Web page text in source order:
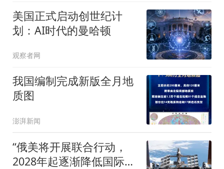
美国正式启动创世纪计
划：AI时代的曼哈顿
观察者网
我国编制完成新版全月地
质图
澎湃新闻
“俄美将开展联合行动，
2028年起逐渐降低国际空